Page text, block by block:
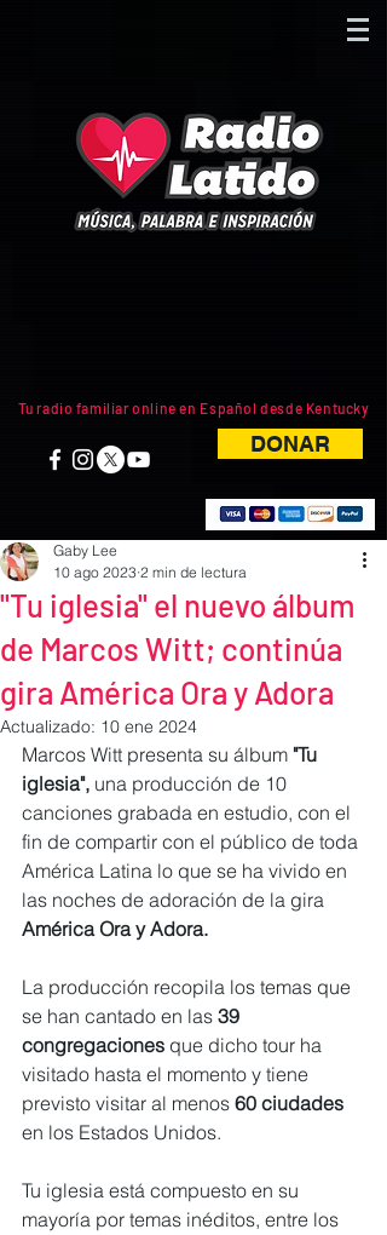
Tu radio familiar online en Español desde Kentucky
DONAR
"Tu iglesia" el nuevo álbum
de Marcos Witt; continúa
gira América Ora y Adora
Gaby Lee
10 ago 2023 2 min de lectura
Actualizado: 10 ene 2024
Marcos Witt presenta su álbum "Tu
iglesia", una producción de 10
canciones grabada en estudio, con el
fin de compartir con el público de toda
América Latina lo que se ha vivido en
las noches de adoración de la gira
América Ora y Adora.
La producción recopila los temas que
se han cantado en las 39
congregaciones que dicho tour ha
visitado hasta el momento y tiene
previsto visitar al menos 60 ciudades
en los Estados Unidos.
Tu iglesia está compuesto en su
mayoría por temas inéditos, entre los